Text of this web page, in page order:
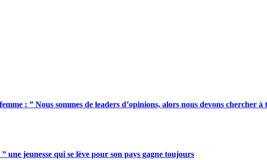
: ” Nous sommes de leaders d’opinions, alors nous devons
une jeunesse qui se lève pour son pays gagne toujours